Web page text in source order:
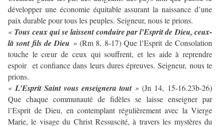
développer une économie équitable assurant la naissance d’une
paix durable pour tous les peuples. Seigneur, nous te prions.
« Tous ceux qui se laissent conduire par l’Esprit de Dieu, ceux-
là sont fils de Dieu »(Rm 8, 8-17) Que l’Esprit de Consolation
touche le cœur de ceux qui souffrent, et les aide à reprendre
espoir et confiance dans leurs dures épreuves. Seigneur, nous te
prions.
« L’Esprit Saint vous enseignera tout» (Jn 14, 15-16.23b-26)
Que chaque communauté de fidèles se laisse enseigner par
l’Esprit de Dieu, en contemplant régulièrement avec la Vierge
Marie, le visage du Christ Ressuscité, à travers les mystères du